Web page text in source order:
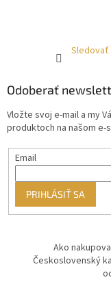
Sledovať
Odoberať
Vložte svoj e-mail a my
produktoch na našom e-
Email
PRIHLÁSIŤ SA
Ako
Československý